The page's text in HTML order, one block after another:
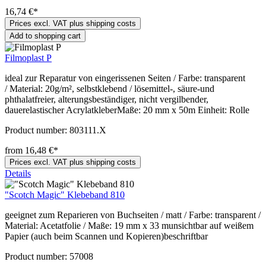
16,74 €*
Prices excl. VAT plus shipping costs
Add to shopping cart
Filmoplast P
ideal zur Reparatur von eingerissenen Seiten / Farbe: transparent
/ Material: 20g/m², selbstklebend / lösemittel-, säure-und
phthalatfreier, alterungsbeständiger, nicht vergilbender,
dauerelastischer AcrylatkleberMaße: 20 mm x 50m Einheit: Rolle
Product number: 803111.X
from 16,48 €*
Prices excl. VAT plus shipping costs
Details
"Scotch Magic" Klebeband 810
geeignet zum Reparieren von Buchseiten / matt / Farbe: transparent /
Material: Acetatfolie / Maße: 19 mm x 33 munsichtbar auf weißem
Papier (auch beim Scannen und Kopieren)beschriftbar
Product number: 57008